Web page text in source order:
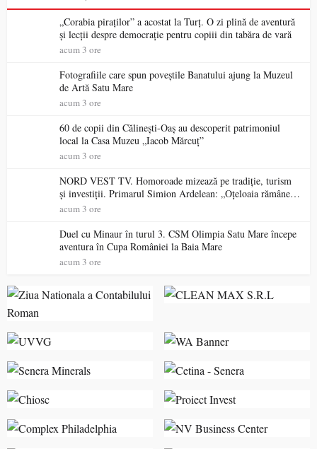
„Corabia piraților” a acostat la Turț. O zi plină de aventură
și lecții despre democrație pentru copiii din tabăra de vară
acum 3 ore
Fotografiile care spun poveștile Banatului ajung la Muzeul
de Artă Satu Mare
acum 3 ore
60 de copii din Călinești-Oaș au descoperit patrimoniul
local la Casa Muzeu „Iacob Mărcuț”
acum 3 ore
NORD VEST TV. Homoroade mizează pe tradiție, turism
și investiții. Primarul Simion Ardelean: „Oțeloaia rămâne
un brand al Codrului”
acum 3 ore
Duel cu Minaur în turul 3. CSM Olimpia Satu Mare începe
aventura în Cupa României la Baia Mare
acum 3 ore